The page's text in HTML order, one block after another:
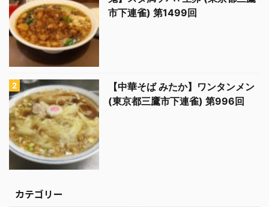
市下連雀) 第1499回
【中華そば みたか】ワンタンメン
(東京都三鷹市下連雀) 第996回
カテゴリー